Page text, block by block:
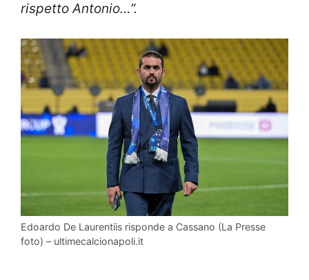
rispetto Antonio…”.
Edoardo De Laurentiis risponde a Cassano (La Presse
foto) – ultimecalcionapoli.it